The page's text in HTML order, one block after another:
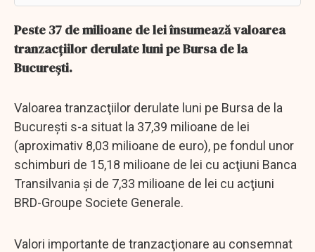
Peste 37 de milioane de lei însumează valoarea
tranzacțiilor derulate luni pe Bursa de la
București.
Valoarea tranzacţiilor derulate luni pe Bursa de la
Bucureşti s-a situat la 37,39 milioane de lei
(aproximativ 8,03 milioane de euro), pe fondul unor
schimburi de 15,18 milioane de lei cu acţiuni Banca
Transilvania şi de 7,33 milioane de lei cu acţiuni
BRD-Groupe Societe Generale.
Valori importante de tranzacţionare au consemnat